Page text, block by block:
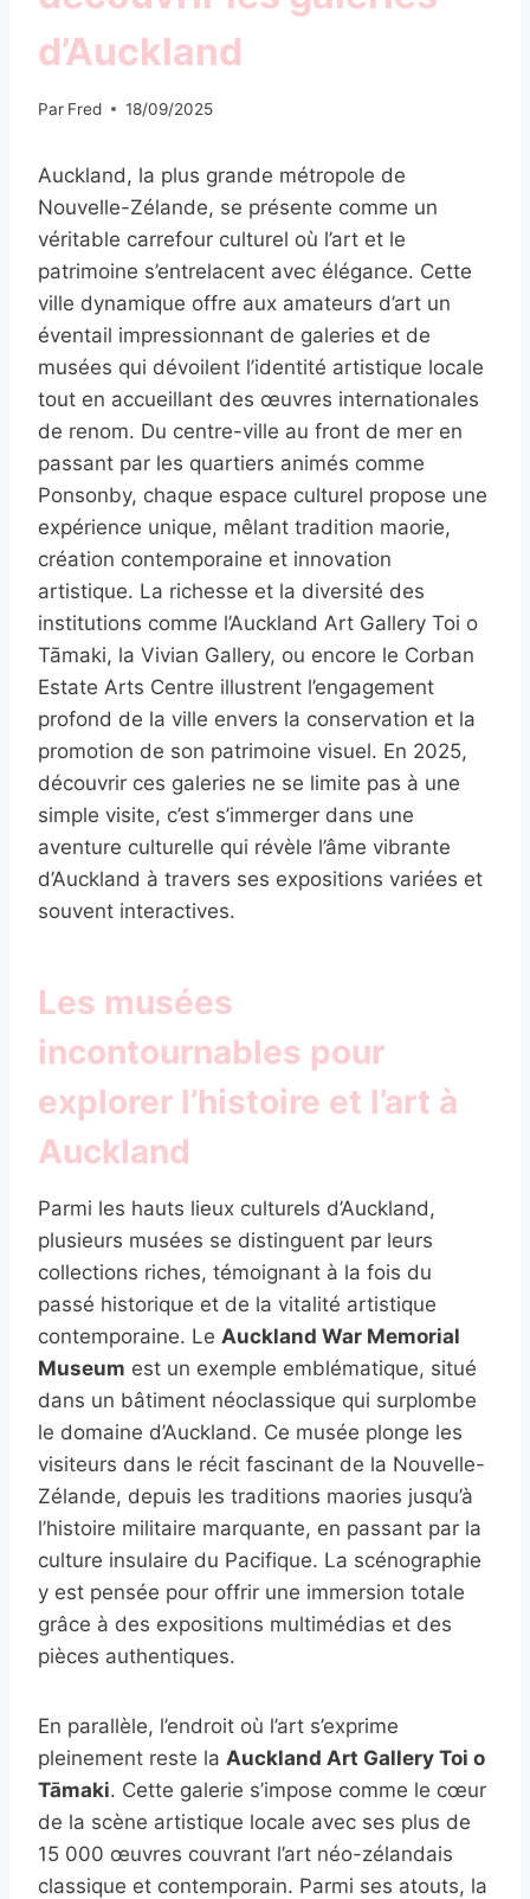
d’Auckland
Par Fred 18/09/2025
Auckland, la plus grande métropole de
Nouvelle-Zélande, se présente comme un
véritable carrefour culturel où l’art et le
patrimoine s’entrelacent avec élégance. Cette
ville dynamique offre aux amateurs d’art un
éventail impressionnant de galeries et de
musées qui dévoilent l’identité artistique locale
tout en accueillant des œuvres internationales
de renom. Du centre-ville au front de mer en
passant par les quartiers animés comme
Ponsonby, chaque espace culturel propose une
expérience unique, mêlant tradition maorie,
création contemporaine et innovation
artistique. La richesse et la diversité des
institutions comme l’Auckland Art Gallery Toi o
Tāmaki, la Vivian Gallery, ou encore le Corban
Estate Arts Centre illustrent l’engagement
profond de la ville envers la conservation et la
promotion de son patrimoine visuel. En 2025,
découvrir ces galeries ne se limite pas à une
simple visite, c’est s’immerger dans une
aventure culturelle qui révèle l’âme vibrante
d’Auckland à travers ses expositions variées et
souvent interactives.
Les musées
incontournables pour
explorer l’histoire et l’art à
Auckland
Parmi les hauts lieux culturels d’Auckland,
plusieurs musées se distinguent par leurs
collections riches, témoignant à la fois du
passé historique et de la vitalité artistique
contemporaine. Le Auckland War Memorial
Museum est un exemple emblématique, situé
dans un bâtiment néoclassique qui surplombe
le domaine d’Auckland. Ce musée plonge les
visiteurs dans le récit fascinant de la Nouvelle-
Zélande, depuis les traditions maories jusqu’à
l’histoire militaire marquante, en passant par la
culture insulaire du Pacifique. La scénographie
y est pensée pour offrir une immersion totale
grâce à des expositions multimédias et des
pièces authentiques.
En parallèle, l’endroit où l’art s’exprime
pleinement reste la Auckland Art Gallery Toi o
Tāmaki. Cette galerie s’impose comme le cœur
de la scène artistique locale avec ses plus de
15 000 œuvres couvrant l’art néo-zélandais
classique et contemporain. Parmi ses atouts, la